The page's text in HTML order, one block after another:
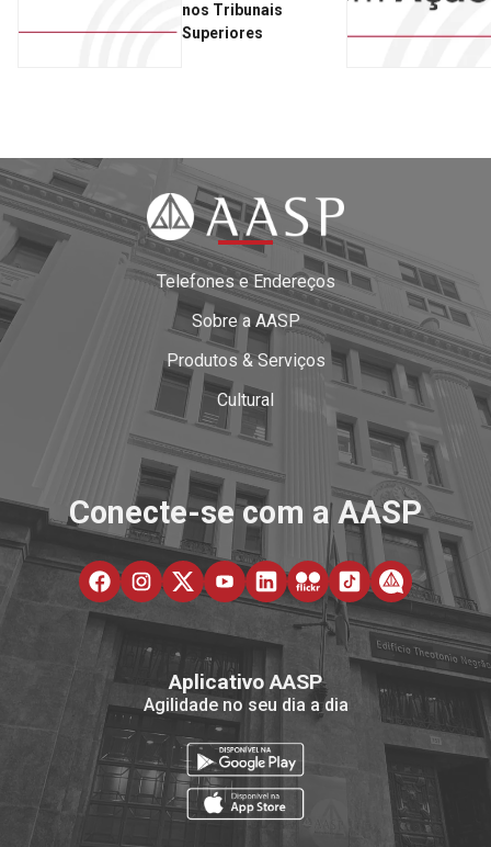
nos Tribunais
Superiores
Telefones e Endereços
Sobre a AASP
Produtos & Serviços
Cultural
Conecte-se com a AASP
Aplicativo AASP
Agilidade no seu dia a dia